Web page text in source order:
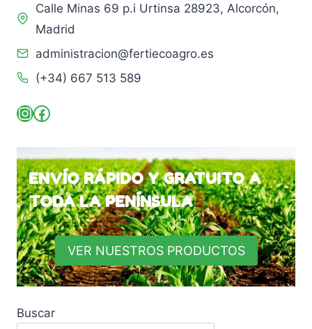
Calle Minas 69 p.i Urtinsa 28923, Alcorcón,
Madrid
administracion@fertiecoagro.es
(+34) 667 513 589
Instagram
Facebook
ENVÍO RÁPIDO Y GRATUITO A
TODA LA PENÍNSULA
VER NUESTROS PRODUCTOS
Buscar